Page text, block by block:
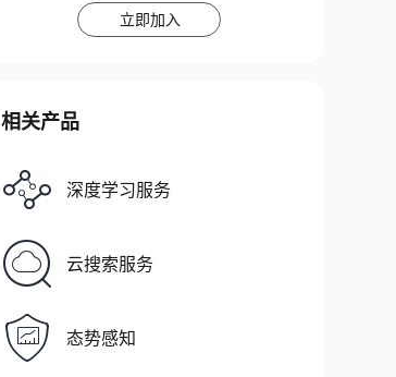
立即加入
相关产品
深度学习服务
云搜索服务
态势感知